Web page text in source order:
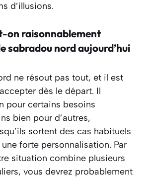
d’illusions.
on raisonnablement
sabradou nord aujourd’hui
ne résout pas tout, et il est
dès le départ. Il
pour certains besoins
bien pour d’autres,
sortent des cas habituels
forte personnalisation. Par
situation combine plusieurs
vous devrez probablement